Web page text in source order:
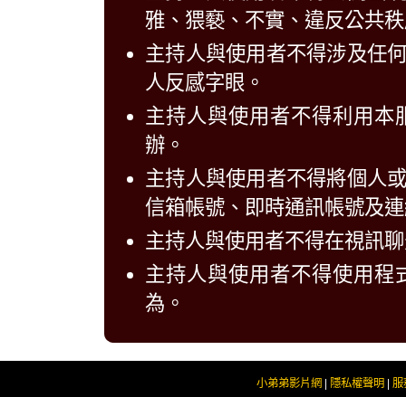
雅、猥褻、不實、違反公共
主持人與使用者不得涉及任
人反感字眼。
主持人與使用者不得利用
辦。
主持人與使用者不得將個人
信箱帳號、即時通訊帳號及
主持人與使用者不得在視訊
主持人與使用者不得使用
為。
小弟弟影片網 隱私權聲明 服